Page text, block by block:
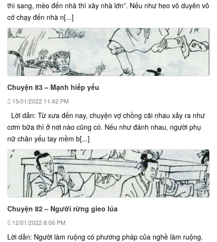
thì sang, mèo đến nhà thì xây nhà lớn”. Nếu như heo vô duyên vô
cớ chạy đến nhà n[...]
Chuyện 83 – Mạnh hiếp yếu
15/01/2022 11:42 PM
Lời dẫn: Từ xưa đến nay, chuyện vợ chồng cãi nhau xảy ra như
cơm bữa thì ở nơi nào cũng có. Nếu như đánh nhau, người phụ
nữ chân yếu tay mềm b[...]
Chuyện 82 – Người rừng gieo lúa
12/01/2022 8:06 PM
Lời dẫn: Người làm ruộng có phương pháp của nghề làm ruộng.